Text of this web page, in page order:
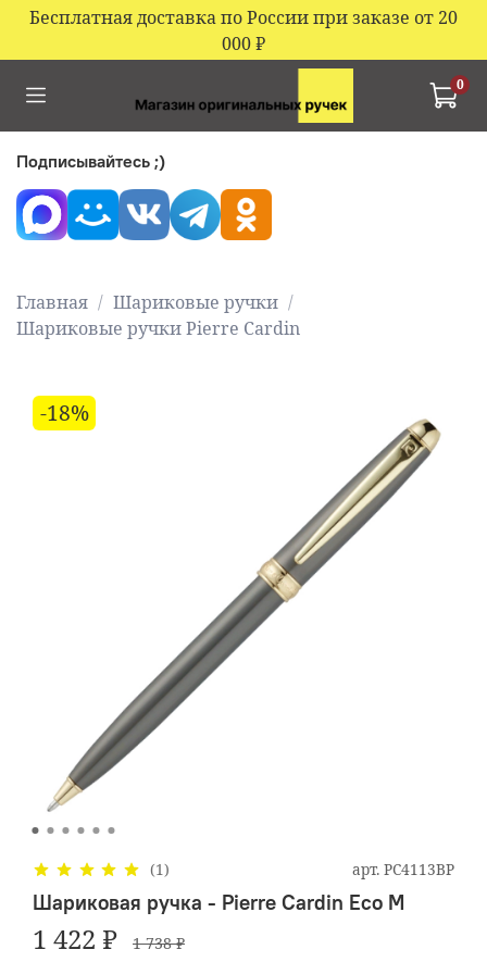
Бесплатная доставка по России при заказе от 20
000₽
0
Главная
Шариковые ручки
Шариковые ручки Pierre Cardin
-18%
(1) арт. PC4113BP
Шариковая ручка - Pierre Cardin Eco M
1 422 ₽ 1 738 ₽
Подписывайтесь ;)